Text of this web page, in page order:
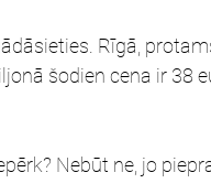
Rīgā,
šodien cena ir 38
Nebūt ne, jo